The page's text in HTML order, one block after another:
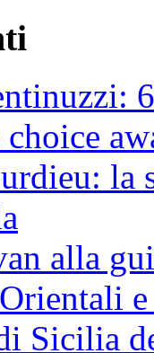
choice
la
alla
e
Sicilia